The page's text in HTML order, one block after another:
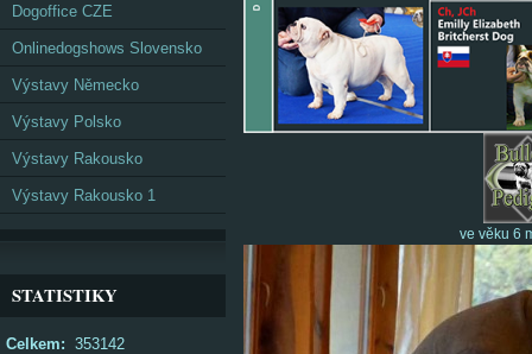
ve věku 6
Dogoffice CZE
Onlinedogshows Slovensko
Výstavy Německo
Výstavy Polsko
Výstavy Rakousko
Výstavy Rakousko 1
STATISTIKY
Celkem: 353142